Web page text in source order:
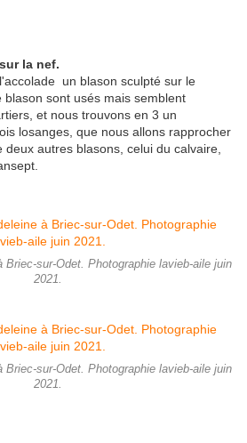
la nef.
un blason sculpté sur le
sont usés mais semblent
et nous trouvons en 3 un
losanges, que nous allons rapprocher
autres blasons, celui du calvaire,
Briec-sur-Odet. Photographie lavieb-aile juin
2021.
Briec-sur-Odet. Photographie lavieb-aile juin
2021.